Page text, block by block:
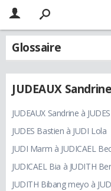
Glossaire
JUDEAUX
JUDEAUX Sandrine à
JUDES Bastien à JUDI Lola
JUDI Marm à JUDICAEL
JUDICAEL Bia à JUDITH
JUDITH Bibang meyo à